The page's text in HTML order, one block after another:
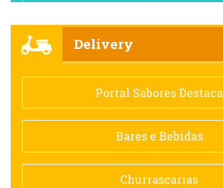
Comida saudável
Contemporânea
Doceria
Delivery
Portal Sabores Destaca
Bares e Bebidas
Churrascarias